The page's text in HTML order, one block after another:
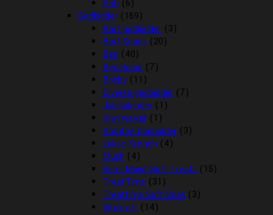
Rafi (6)
Godbidder (169)
Barf godbidder (3)
Barf Snack (20)
Ben (40)
Benebone (7)
Boxby (11)
Diverse godbidder (7)
Julekalender (1)
Kiwi walker (1)
Kornfrie Godbidder (3)
Lakse Krønch (4)
Mush (4)
Semi Moist Soft Treats (15)
TreatTime (31)
Treattime Soft Snak (3)
Vitakraft (14)